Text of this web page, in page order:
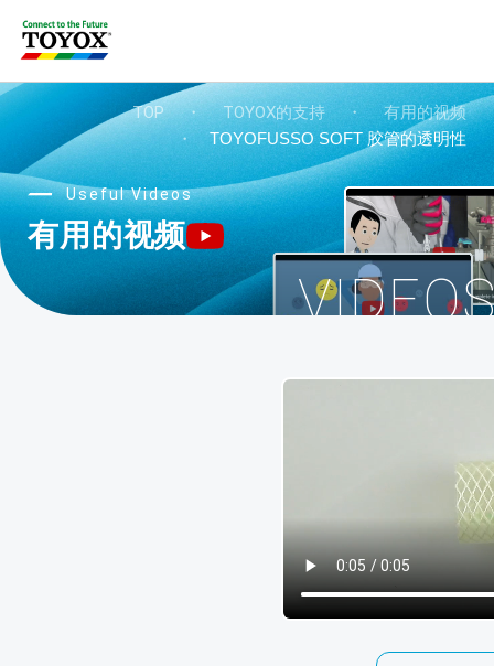
TOP ・ TOYOX的支持 ・
有用的视频
・
TOYOFUSSO SOFT 胶管的透明性
Useful Videos
有用的视频